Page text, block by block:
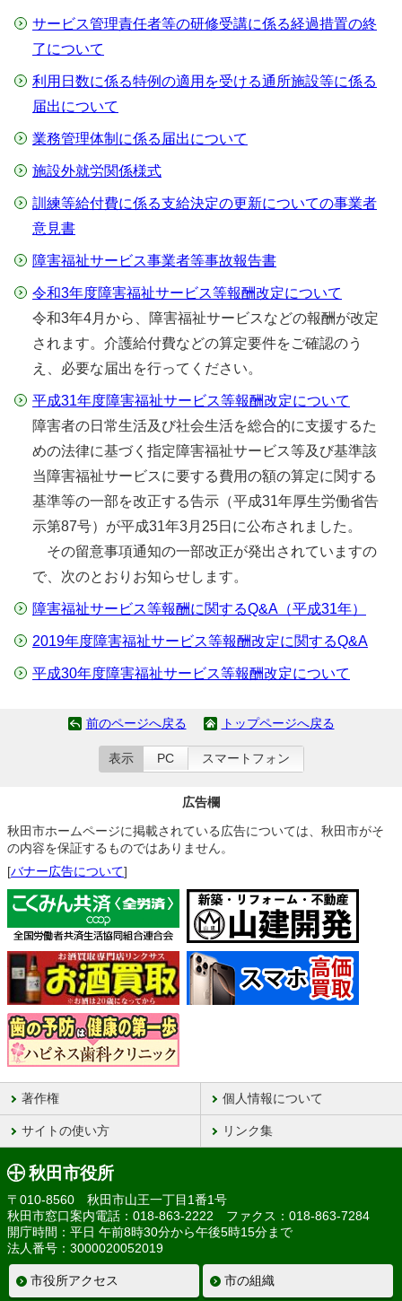
サービス管理責任者等の研修受講に係る経過措置の終
了について
利用日数に係る特例の適用を受ける通所施設等に係る
届出について
業務管理体制に係る届出について
施設外就労関係様式
訓練等給付費に係る支給決定の更新についての事業者
意見書
障害福祉サービス事業者等事故報告書
令和3年度障害福祉サービス等報酬改定について
令和3年4月から、障害福祉サービスなどの報酬が改定
されます。介護給付費などの算定要件をご確認のう
え、必要な届出を行ってください。
平成31年度障害福祉サービス等報酬改定について
障害者の日常生活及び社会生活を総合的に支援するた
めの法律に基づく指定障害福祉サービス等及び基準該
当障害福祉サービスに要する費用の額の算定に関する
基準等の一部を改正する告示（平成31年厚生労働省告
示第87号）が平成31年3月25日に公布されました。
その留意事項通知の一部改正が発出されていますの
で、次のとおりお知らせします。
障害福祉サービス等報酬に関するQ&A（平成31年）
2019年度障害福祉サービス等報酬改定に関するQ&A
平成30年度障害福祉サービス等報酬改定について
前のページへ戻る トップページへ戻る
表示 PC スマートフォン
広告欄
秋田市ホームページに掲載されている広告については、秋田市がそ
の内容を保証するものではありません。
[バナー広告について]
著作権 個人情報について
サイトの使い方 リンク集
秋田市役所
〒010-8560 秋田市山王一丁目1番1号
秋田市窓口案内電話：018-863-2222 ファクス：018-863-7284
開庁時間：平日 午前8時30分から午後5時15分まで
法人番号：3000020052019
市役所アクセス 市の組織